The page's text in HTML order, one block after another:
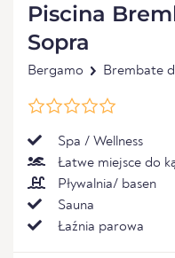
Piscina
Sopra
Bergamo Brembate
Spa / Wellness
Łatwe miejsce do
Pływalnia/ basen
Sauna
Łaźnia parowa